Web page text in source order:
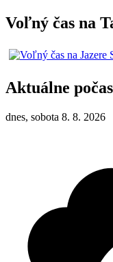
Voľný čas na
Aktuálne
dnes, sobota 8. 8. 2026